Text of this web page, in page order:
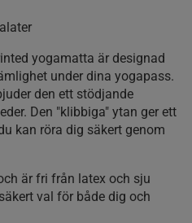
yogamatta är designad
under dina yogapass.
den ett stödjande
Den "klibbiga" ytan ger ett
kan röra dig säkert genom
är fri från latex och sju
val för både dig och